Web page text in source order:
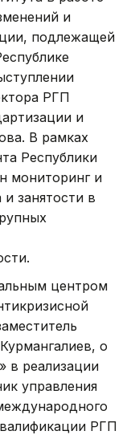
и
подлежащей
РГП
и
В рамках
Республики
мониторинг и
занятости в
центром
о
в реализации
управления
РГП